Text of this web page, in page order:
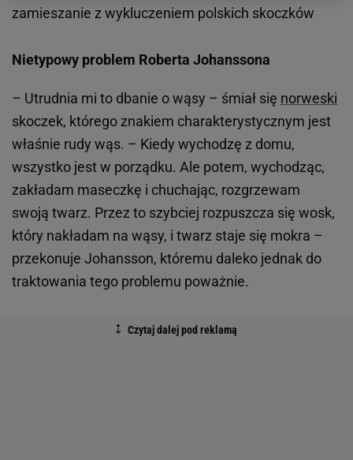
zamieszanie z wykluczeniem polskich skoczków
Nietypowy problem Roberta Johanssona
– Utrudnia mi to dbanie o wąsy – śmiał się norweski
skoczek, którego znakiem charakterystycznym jest
właśnie rudy wąs. – Kiedy wychodzę z domu,
wszystko jest w porządku. Ale potem, wychodząc,
zakładam maseczkę i chuchając, rozgrzewam
swoją twarz. Przez to szybciej rozpuszcza się wosk,
który nakładam na wąsy, i twarz staje się mokra –
przekonuje Johansson, któremu daleko jednak do
traktowania tego problemu poważnie.